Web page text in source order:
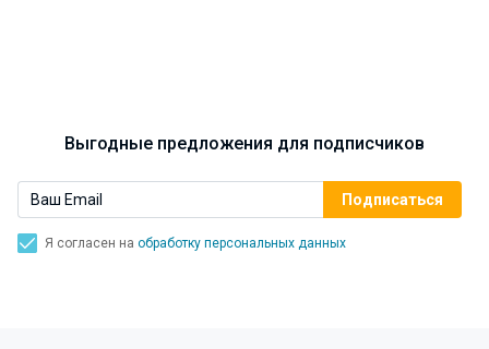
Выгодные предложения для подписчиков
Я согласен на обработку персональных данных